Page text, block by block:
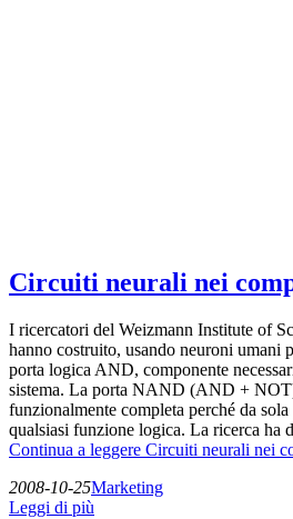
Circuiti neurali nei
I ricercatori del Weizmann Institute of
hanno costruito, usando neuroni umani
porta logica AND, componente
sistema. La porta NAND (AND +
funzionalmente completa perché da
qualsiasi funzione logica. La ricerca ha
Continua a leggere Circuiti neurali nei
2008-10-25Marketing
Leggi di più